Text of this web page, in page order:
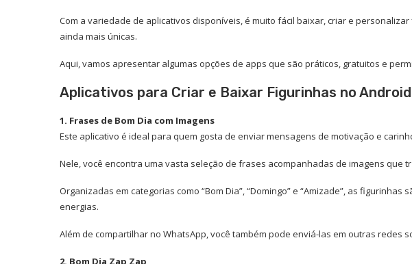
Com a variedade de aplicativos disponíveis, é muito fácil baixar, criar e
ainda mais únicas.
Aqui, vamos apresentar algumas opções de apps que são práticos, gratuitos e
Aplicativos para Criar e Baixar Figurinhas no Android
1. Frases de Bom Dia com Imagens
Este aplicativo é ideal para quem gosta de enviar mensagens de motivação e
Nele, você encontra uma vasta seleção de frases acompanhadas de imagens que
Organizadas em categorias como “Bom Dia”, “Domingo” e “Amizade”, as
energias.
Além de compartilhar no WhatsApp, você também pode enviá-las em outras redes
2. Bom Dia Zap Zap